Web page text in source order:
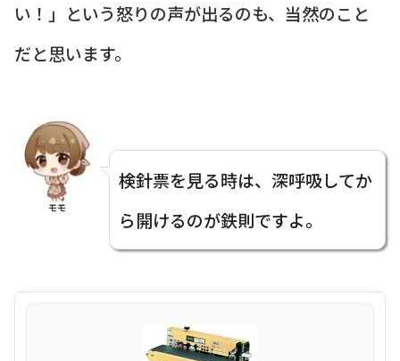
い！」という怒りの声が出るのも、当然のこと
だと思います。
モモ
検針票を見る時は、深呼吸してか
ら開けるのが鉄則ですよ。